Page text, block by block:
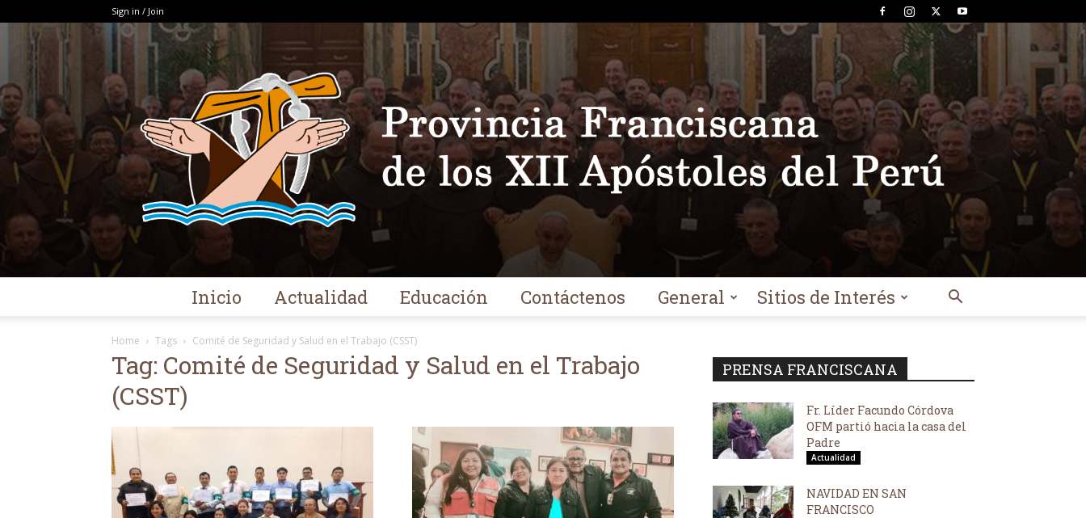
Sign in / Join
Inicio Actualidad Educación Contáctenos General Sitios de Interés
Home Tags Comité de Seguridad y Salud en el Trabajo (CSST)
Tag: Comité de Seguridad y Salud en el Trabajo
(CSST)
PRENSA FRANCISCANA
Fr. Líder Facundo Córdova
OFM partió hacia la casa del
Padre
Actualidad
NAVIDAD EN SAN
FRANCISCO